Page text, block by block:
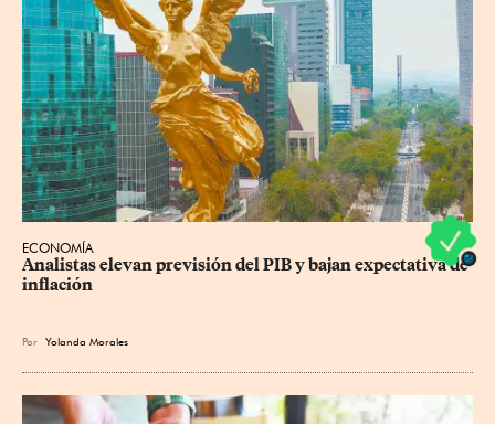
ECONOMÍA
Analistas elevan previsión del PIB y bajan expectativa de
inflación
Por Yolanda Morales